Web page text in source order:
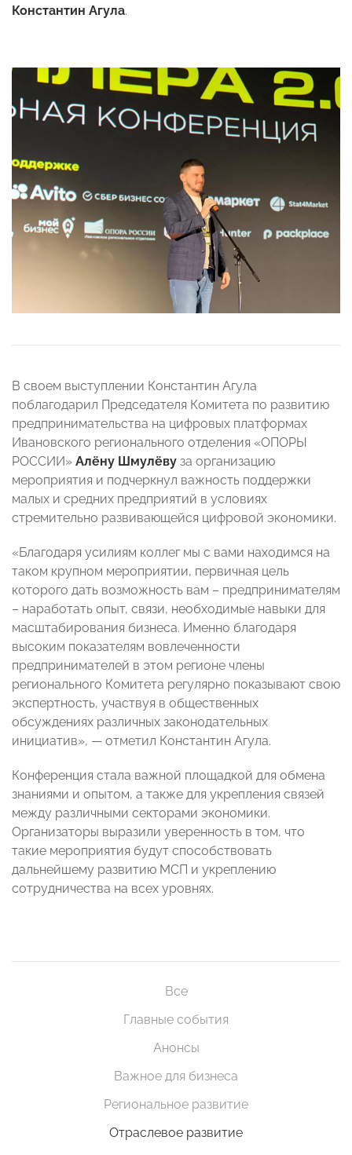
Константин Агула.
В своем выступлении Константин Агула
поблагодарил Председателя Комитета по развитию
предпринимательства на цифровых платформах
Ивановского регионального отделения «ОПОРЫ
РОССИИ» Алёну Шмулёву за организацию
мероприятия и подчеркнул важность поддержки
малых и средних предприятий в условиях
стремительно развивающейся цифровой экономики.
«Благодаря усилиям коллег мы с вами находимся на
таком крупном мероприятии, первичная цель
которого дать возможность вам – предпринимателям
– наработать опыт, связи, необходимые навыки для
масштабирования бизнеса. Именно благодаря
высоким показателям вовлеченности
предпринимателей в этом регионе члены
регионального Комитета регулярно показывают свою
экспертность, участвуя в общественных
обсуждениях различных законодательных
инициатив», — отметил Константин Агула.
Конференция стала важной площадкой для обмена
знаниями и опытом, а также для укрепления связей
между различными секторами экономики.
Организаторы выразили уверенность в том, что
такие мероприятия будут способствовать
дальнейшему развитию МСП и укреплению
сотрудничества на всех уровнях.
Все
Главные события
Анонсы
Важное для бизнеса
Региональное развитие
Отраслевое развитие